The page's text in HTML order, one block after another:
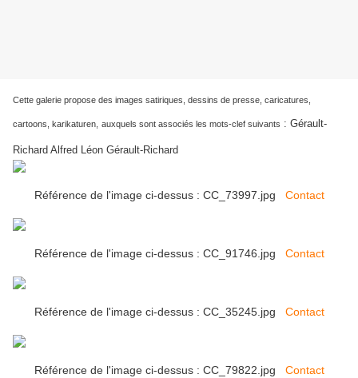
Cette galerie propose des images satiriques, dessins de presse, caricatures,
cartoons, karikaturen, auxquels sont associés les mots-clef suivants : Gérault-
Richard Alfred Léon Gérault-Richard
Référence de l'image ci-dessus : CC_73997.jpg Contact
Référence de l'image ci-dessus : CC_91746.jpg Contact
Référence de l'image ci-dessus : CC_35245.jpg Contact
Référence de l'image ci-dessus : CC_79822.jpg Contact